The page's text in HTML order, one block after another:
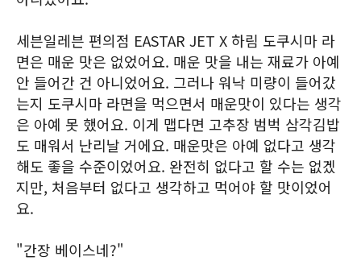
세븐일레븐 편의점 EASTAR JET X 하림 도쿠시마 라
면은 매운 맛은 없었어요. 매운 맛을 내는 재료가 아예
안 들어간 건 아니었어요. 그러나 워낙 미량이 들어갔
는지 도쿠시마 라면을 먹으면서 매운맛이 있다는 생각
은 아예 못 했어요. 이게 맵다면 고추장 범벅 삼각김밥
도 매워서 난리날 거에요. 매운맛은 아예 없다고 생각
해도 좋을 수준이었어요. 완전히 없다고 할 수는 없겠
지만, 처음부터 없다고 생각하고 먹어야 할 맛이었어
요.
"간장 베이스네?"